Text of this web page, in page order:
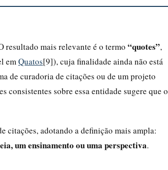
resultado mais relevante é o termo “quotes”,
em Quatos[9]), cuja finalidade ainda não está
de curadoria de citações ou de um projeto
consistentes sobre essa entidade sugere que o
citações, adotando a definição mais ampla:
um ensinamento ou uma perspectiva.